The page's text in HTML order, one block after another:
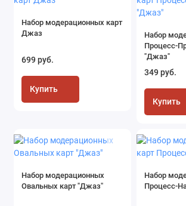
Набор модерационных карт
Джаз
699 руб.
Купить
Набор
Процесс-
"Джаз"
349 руб.
Купить
Набор модерационных
Овальных карт "Джаз"
Набор
Процесс-